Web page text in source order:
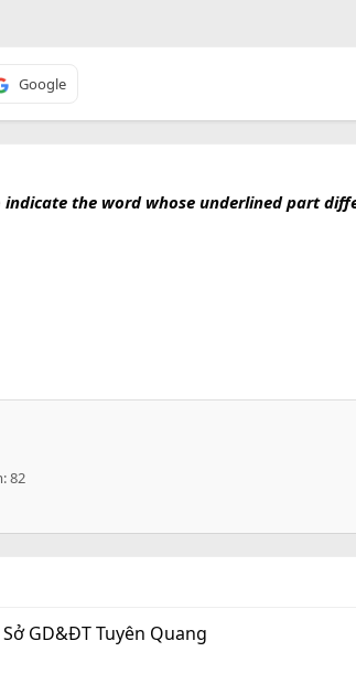
Google
indicate the word whose underlined part
82
GD&ĐT Tuyên Quang